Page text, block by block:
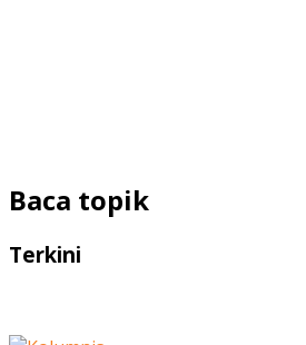
Baca topik
Terkini